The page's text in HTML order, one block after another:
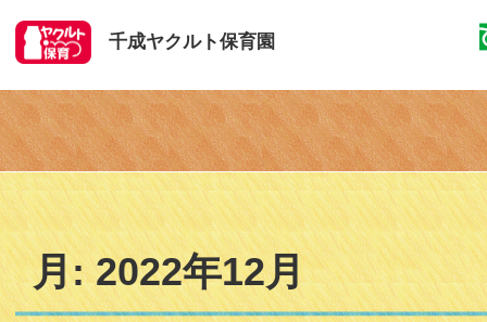
千成ヤクルト保育園
月:2022年12月